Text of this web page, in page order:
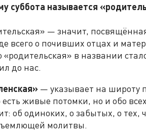
суббота называется
— значит,
всего о почивших отцах и
«родительская» в названии
до нас.
— указывает на широту
есть живые потомки, но и обо
об одиноких, о забытых, о тех,
молитвы.